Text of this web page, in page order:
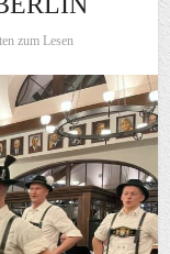
zum Lesen